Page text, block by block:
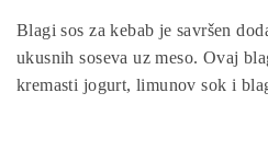
Blagi sos za kebab je savršen
ukusnih soseva uz meso. Ovaj
kremasti jogurt, limunov sok i